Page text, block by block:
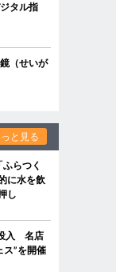
タル指
（せいが
っと見る
らつく
に水を飲
し
入 名店
ス”を開催